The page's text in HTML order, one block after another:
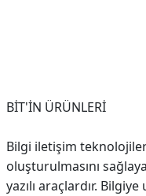
BİT'İN ÜRÜNLERİ
Bilgi iletişim
oluşturulmasını
yazılı araçlardır.